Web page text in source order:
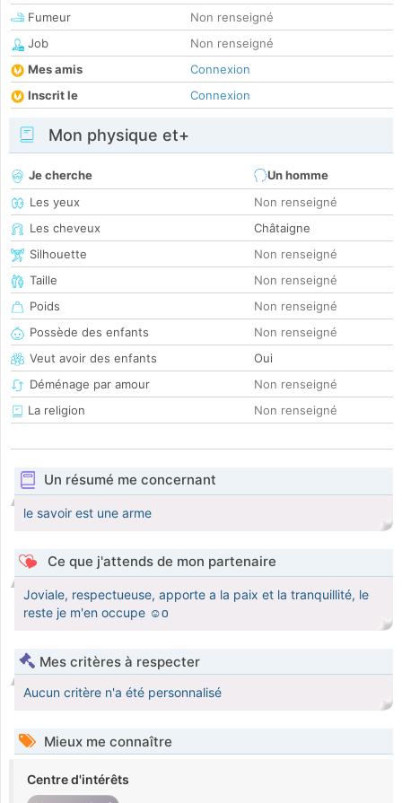
Fumeur
Non renseigné
Job
Non renseigné
Mes amis
Connexion
Inscrit le
Connexion
Mon physique et+
Je cherche
Un homme
Les yeux
Non renseigné
Les cheveux
Châtaigne
Silhouette
Non renseigné
Taille
Non renseigné
Poids
Non renseigné
Possède des enfants
Non renseigné
Veut avoir des enfants
Oui
Déménage par amour
Non renseigné
La religion
Non renseigné
Un résumé me concernant
le savoir est une arme
Ce que j'attends de mon partenaire
Joviale, respectueuse, apporte a la paix et la tranquillité, le
reste je m'en occupe ☺️
Mes critères à respecter
Aucun critère n'a été personnalisé
Mieux me connaître
Centre d'intérêts